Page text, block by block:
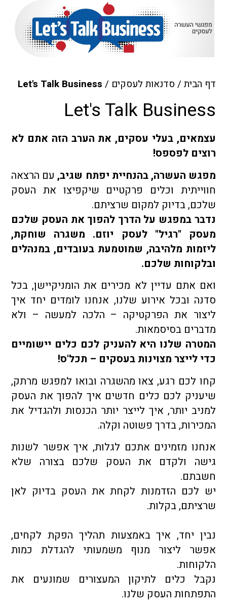
דף הבית / סדנאות לעסקים /
Let's Talk Business
Let's Talk Business
עצמאים, בעלי עסקים, את הערב הזה אתם לא
רוצים לפספס!
מפגש העשרה, בהנחיית יפתח שגיב, עם הרצאה
חווייתית וכלים פרקטיים שיקפיצו את העסק
שלכם, בדיוק למקום שרציתם.
נדבר במפגש על הדרך להפוך את העסק שלכם
מעסק "רגיל" לעסק יוזם. משגרה שוחקת,
ליזמות מלהיבה, שמוטמעת בעובדים, במנהלים
ובלקוחות שלכם.
ואם אתם עדיין לא מכירים את הומניקיישן, בכל
סדנה ובכל אירוע שלנו, אנחנו לומדים יחד איך
ליצור את הפרקטיקה – הלכה למעשה – ולא
מדברים בסיסמאות.
המטרה שלנו היא להעניק לכם כלים יישומיים
כדי לייצר מצוינות בעסקים – תכל'ס!
קחו לכם רגע, צאו מהשגרה ובואו למפגש מרתק,
שיעניק לכם כלים חדשים איך להפוך את העסק
למניב יותר, איך לייצר יותר הכנסות ולהגדיל את
המכירות, בדרך פשוטה וקלה.
אנחנו מזמינים אתכם לגלות, איך אפשר לשנות
גישה ולקדם את העסק שלכם בצורה שלא
חשבתם.
יש לכם הזדמנות לקחת את העסק בדיוק לאן
שרציתם, בקלות.
נבין יחד, איך באמצעות תהליך הפקת לקחים,
אפשר ליצור מנוף משמעותי להגדלת כמות
הלקוחות.
נקבל כלים לתיקון המעצורים שמונעים את
התפתחות העסק שלנו.